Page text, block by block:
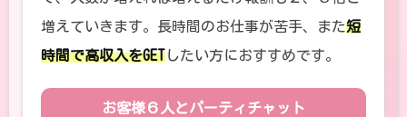
増えていきます。長時間のお仕事が苦手、また短
時間で高収入をGETしたい方におすすめです。
お客様６人とパーティチャット